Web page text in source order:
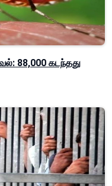
88,000 கடந்தது